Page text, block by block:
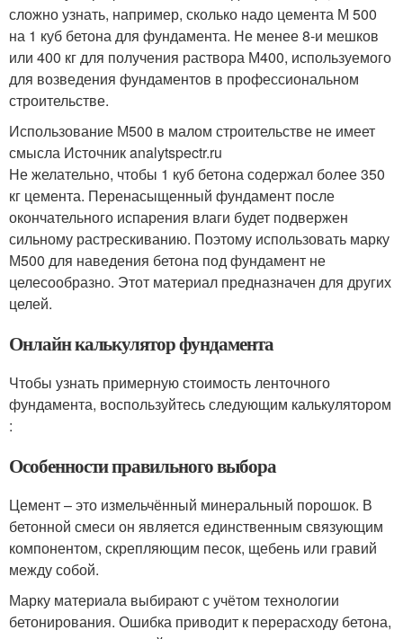
сложно узнать, например, сколько надо цемента М 500
на 1 куб бетона для фундамента. Не менее 8-и мешков
или 400 кг для получения раствора М400, используемого
для возведения фундаментов в профессиональном
строительстве.
Использование М500 в малом строительстве не имеет
смысла Источник analytspectr.ru
Не желательно, чтобы 1 куб бетона содержал более 350
кг цемента. Перенасыщенный фундамент после
окончательного испарения влаги будет подвержен
сильному растрескиванию. Поэтому использовать марку
М500 для наведения бетона под фундамент не
целесообразно. Этот материал предназначен для других
целей.
Онлайн калькулятор фундамента
Чтобы узнать примерную стоимость ленточного
фундамента, воспользуйтесь следующим калькулятором
:
Особенности правильного выбора
Цемент – это измельчённый минеральный порошок. В
бетонной смеси он является единственным связующим
компонентом, скрепляющим песок, щебень или гравий
между собой.
Марку материала выбирают с учётом технологии
бетонирования. Ошибка приводит к перерасходу бетона,